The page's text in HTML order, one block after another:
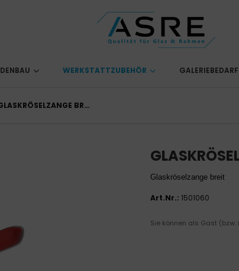
WERKSTATTZUBEHÖR GALERIEBEDARF
GLASKRÖSELZANGE BREIT
Glaskröselzange breit
Art.Nr.: 1501060
Sie können als Gast